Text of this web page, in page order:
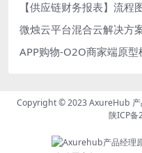
【供应链财务报表】流
微烛云平台混合云解决方
APP购物-O2O商家端原
Copyright © 2023AxureHub 产
陕ICP备